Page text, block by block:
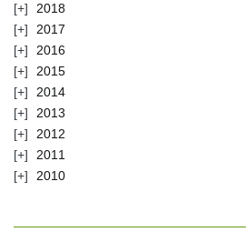
2018
2017
2016
2015
2014
2013
2012
2011
2010